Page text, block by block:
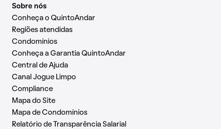
Sobre nós
Conheça o QuintoAndar
Regiões atendidas
Condomínios
Conheça a Garantia QuintoAndar
Central de Ajuda
Canal Jogue Limpo
Compliance
Mapa do Site
Mapa de Condomínios
Relatório de Transparência Salarial